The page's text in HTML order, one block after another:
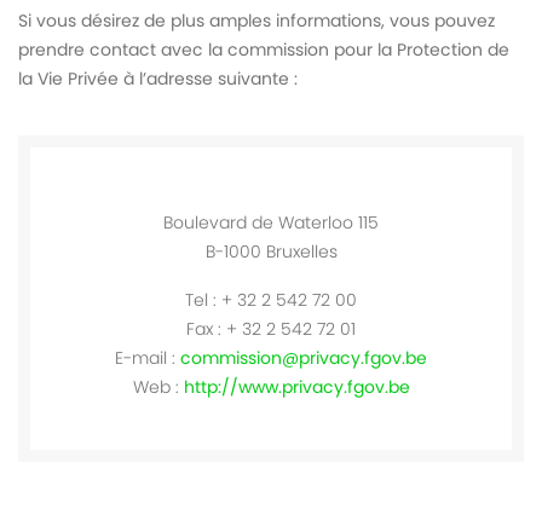
Si vous désirez de plus amples informations, vous pouvez
prendre contact avec la commission pour la Protection de
la Vie Privée à l’adresse suivante :
Boulevard de Waterloo 115
B-1000 Bruxelles
Tel : + 32 2 542 72 00
Fax : + 32 2 542 72 01
E-mail : commission@privacy.fgov.be
Web : http://www.privacy.fgov.be